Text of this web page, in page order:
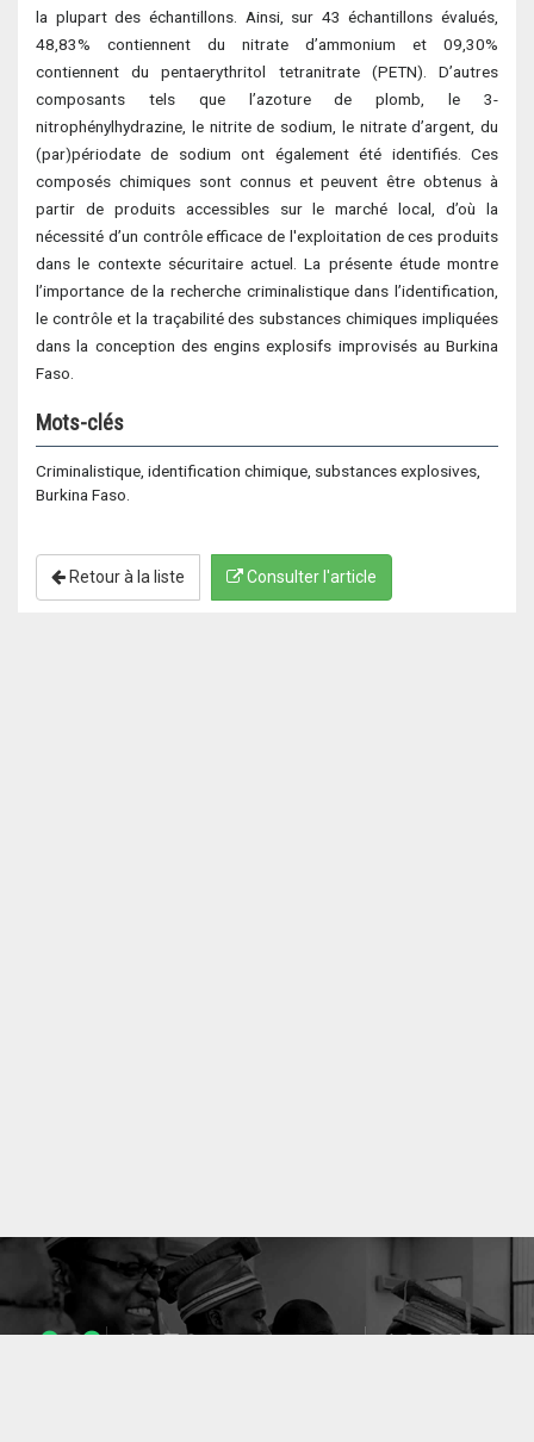
la plupart des échantillons. Ainsi, sur 43 échantillons évalués,
48,83% contiennent du nitrate d’ammonium et 09,30%
contiennent du pentaerythritol tetranitrate (PETN). D’autres
composants tels que l’azoture de plomb, le 3-
nitrophénylhydrazine, le nitrite de sodium, le nitrate d’argent, du
(par)périodate de sodium ont également été identifiés. Ces
composés chimiques sont connus et peuvent être obtenus à
partir de produits accessibles sur le marché local, d’où la
nécessité d’un contrôle efficace de l'exploitation de ces produits
dans le contexte sécuritaire actuel. La présente étude montre
l’importance de la recherche criminalistique dans l’identification,
le contrôle et la traçabilité des substances chimiques impliquées
dans la conception des engins explosifs improvisés au Burkina
Faso.
Mots-clés
Criminalistique, identification chimique, substances explosives,
Burkina Faso.
Retour à la liste Consulter l'article
1053 10637